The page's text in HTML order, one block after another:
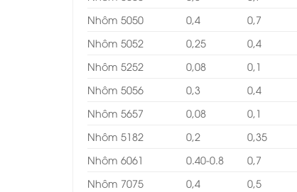
Nhôm 5050
0,4 0,7
Nhôm 5052
0,25 0,4
Nhôm 5252
0,08 0,1
Nhôm 5056
0,3 0,4
Nhôm 5657
0,08 0,1
Nhôm 5182
0,2 0,35
Nhôm 6061
0.40-0.8 0,7
Nhôm 7075
0,4 0,5